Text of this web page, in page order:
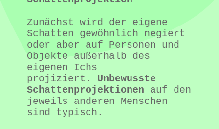
Zunächst wird der eigene
Schatten gewöhnlich negiert
oder aber auf Personen und
Objekte außerhalb des
eigenen Ichs
projiziert. Unbewusste
Schattenprojektionen auf den
jeweils anderen Menschen
sind typisch.